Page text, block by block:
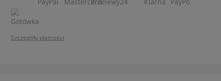
Szczegóły płatności